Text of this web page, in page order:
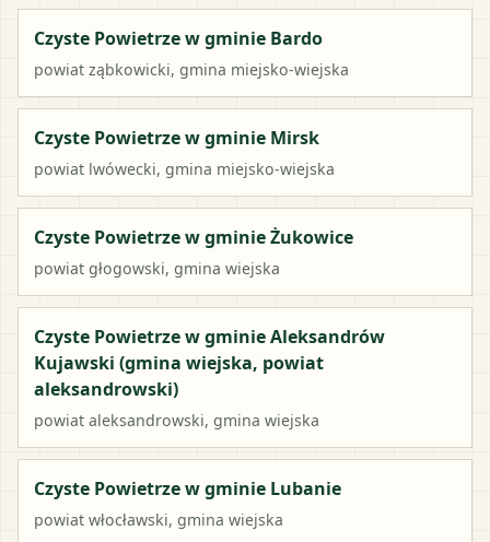
Czyste Powietrze w gminie Bardo
powiat ząbkowicki, gmina miejsko-wiejska
Czyste Powietrze w gminie Mirsk
powiat lwówecki, gmina miejsko-wiejska
Czyste Powietrze w gminie Żukowice
powiat głogowski, gmina wiejska
Czyste Powietrze w gminie Aleksandrów
Kujawski (gmina wiejska, powiat
aleksandrowski)
powiat aleksandrowski, gmina wiejska
Czyste Powietrze w gminie Lubanie
powiat włocławski, gmina wiejska